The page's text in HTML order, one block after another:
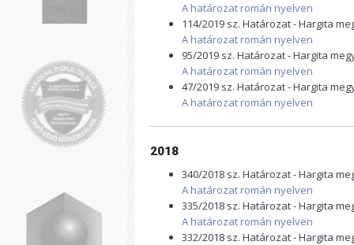
A határozat román nyelven
114/2019 sz. Határozat - Hargita
A határozat román nyelven
95/2019 sz. Határozat - Hargita
A határozat román nyelven
47/2019 sz. Határozat - Hargita
A határozat román nyelven
2018
340/2018 sz. Határozat - Hargita
A határozat román nyelven
335/2018 sz. Határozat - Hargita
A határozat román nyelven
332/2018 sz. Határozat - Hargita